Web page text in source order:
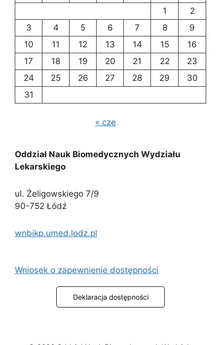
1
2
3
4 5 6 7 8
9
10
11 12 13 14 15
16
17
18 19 20 21 22
23
24
25 26 27 28 29
30
31
« cze
Oddział Nauk Biomedycznych Wydziału
Lekarskiego
ul. Żeligowskiego 7/9
90-752 Łódź
wnbikp.umed.lodz.pl
Wniosek o zapewnienie dostępności